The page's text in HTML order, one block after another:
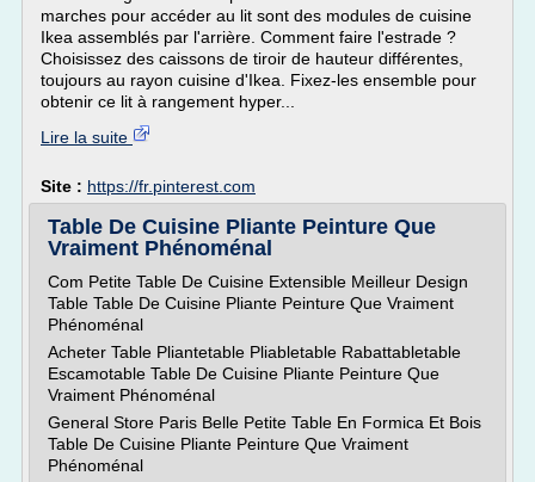
marches pour accéder au lit sont des modules de cuisine
Ikea assemblés par l'arrière. Comment faire l'estrade ?
Choisissez des caissons de tiroir de hauteur différentes,
toujours au rayon cuisine d'Ikea. Fixez-les ensemble pour
obtenir ce lit à rangement hyper...
Lire la suite
Site : https://fr.pinterest.com
Table De Cuisine Pliante Peinture Que
Vraiment Phénoménal
Com Petite Table De Cuisine Extensible Meilleur Design
Table Table De Cuisine Pliante Peinture Que Vraiment
Phénoménal
Acheter Table Pliantetable Pliabletable Rabattabletable
Escamotable Table De Cuisine Pliante Peinture Que
Vraiment Phénoménal
General Store Paris Belle Petite Table En Formica Et Bois
Table De Cuisine Pliante Peinture Que Vraiment
Phénoménal